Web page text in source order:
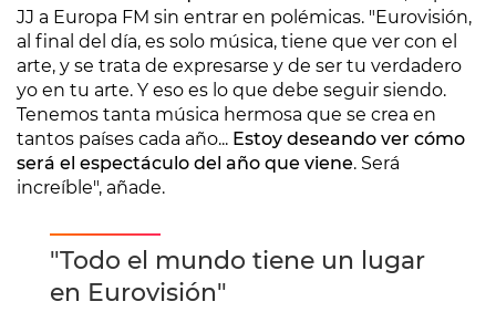
JJ a Europa FM sin entrar en polémicas. "Eurovisión,
al final del día, es solo música, tiene que ver con el
arte, y se trata de expresarse y de ser tu verdadero
yo en tu arte. Y eso es lo que debe seguir siendo.
Tenemos tanta música hermosa que se crea en
tantos países cada año... Estoy deseando ver cómo
será el espectáculo del año que viene. Será
increíble", añade.
"Todo el mundo tiene un lugar
en Eurovisión"